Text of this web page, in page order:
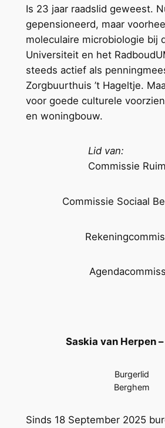
Is 23 jaar raadslid geweest.
gepensioneerd, maar
moleculaire microbiologie bij
Universiteit en het
steeds actief als
Zorgbuurthuis ’t Hageltje.
voor goede culturele
en woningbouw.
Lid van:
Commissie
Commissie Sociaal
Saskia van Herpen
Burgerlid
Berghem
Sinds 18 September 2025